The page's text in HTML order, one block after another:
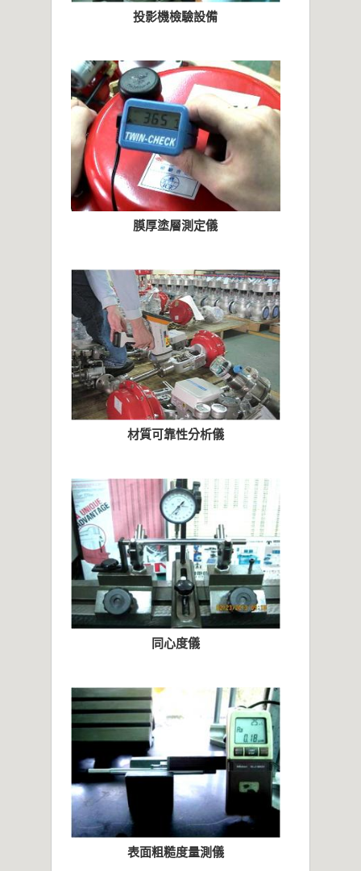
投影機檢驗設備
膜厚塗層測定儀
材質可靠性分析儀
同心度儀
表面粗糙度量測儀